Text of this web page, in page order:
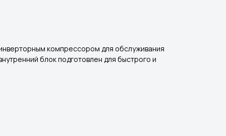
компрессором для обслуживания
блок подготовлен для быстрого и